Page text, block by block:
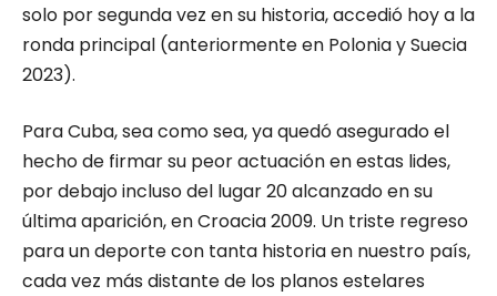
solo por segunda vez en su historia, accedió hoy a la
ronda principal (anteriormente en Polonia y Suecia
2023).
Para Cuba, sea como sea, ya quedó asegurado el
hecho de firmar su peor actuación en estas lides,
por debajo incluso del lugar 20 alcanzado en su
última aparición, en Croacia 2009. Un triste regreso
para un deporte con tanta historia en nuestro país,
cada vez más distante de los planos estelares